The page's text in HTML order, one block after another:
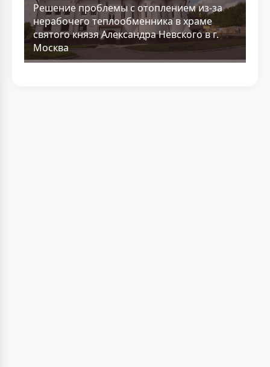
Решение проблемы с отоплением из-за
нерабочего теплообменника в храме
святого князя Александра Невского в г.
Москва